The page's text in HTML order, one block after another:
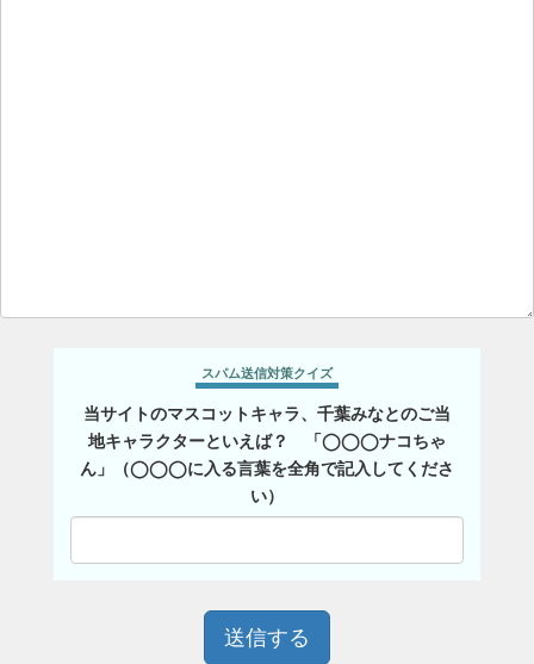
スパム送信対策クイズ
当サイトのマスコットキャラ、千葉みなとのご当
地キャラクターといえば？ 「◯◯◯ナコちゃ
ん」（◯◯◯に入る言葉を全角で記入してくださ
い）